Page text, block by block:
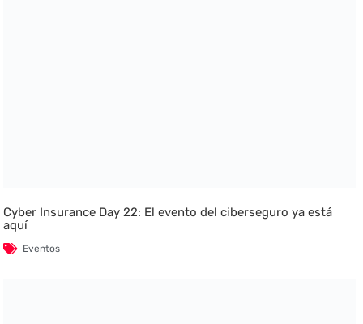
Cyber Insurance Day 22: El evento del ciberseguro ya está
aquí
Eventos